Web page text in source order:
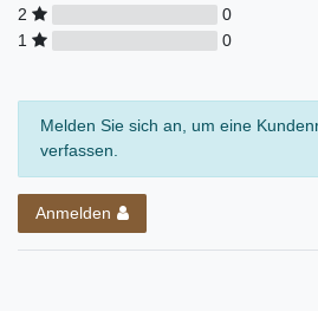
2
0
1
0
Melden Sie sich an, um eine
verfassen.
Anmelden